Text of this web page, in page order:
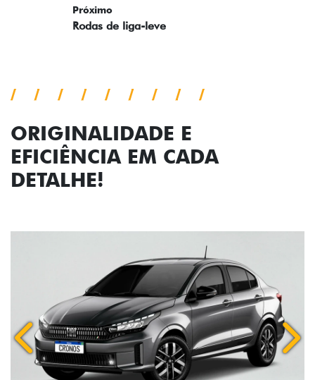
ORIGINALIDADE E
EFICIÊNCIA EM CADA
DETALHE!
Anterior